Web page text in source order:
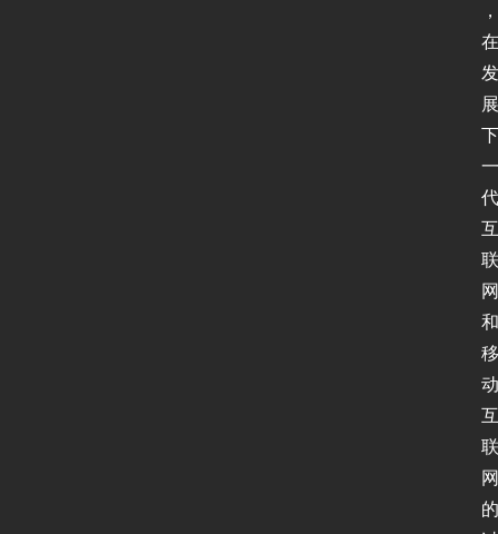
，
在
发
展
下
一
代
互
联
网
和
移
动
互
联
网
的